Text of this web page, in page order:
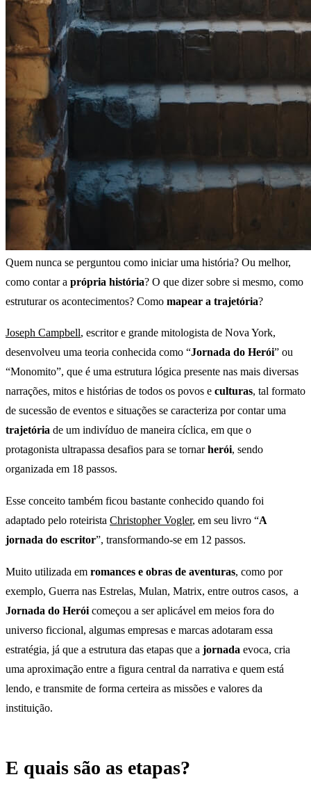
Quem nunca se perguntou como iniciar uma história? Ou melhor,
como contar a própria história? O que dizer sobre si mesmo, como
estruturar os acontecimentos? Como mapear a trajetória?
Joseph Campbell, escritor e grande mitologista de Nova York,
desenvolveu uma teoria conhecida como “Jornada do Herói” ou
“Monomito”, que é uma estrutura lógica presente nas mais diversas
narrações, mitos e histórias de todos os povos e culturas, tal formato
de sucessão de eventos e situações se caracteriza por contar uma
trajetória de um indivíduo de maneira cíclica, em que o
protagonista ultrapassa desafios para se tornarherói, sendo
organizada em 18 passos.
Esse conceito também ficou bastante conhecido quando foi
adaptado pelo roteirista Christopher Vogler, em seu livro “A
jornada do escritor”, transformando-se em 12 passos.
Muito utilizada em romances e obras de aventuras, como por
exemplo, Guerra nas Estrelas, Mulan, Matrix, entre outros casos, a
Jornada do Herói começou a ser aplicável em meios fora do
universo ficcional, algumas empresas e marcas adotaram essa
estratégia, já que a estrutura das etapas que a jornada evoca, cria
uma aproximação entre a figura central da narrativa e quem está
lendo, e transmite de forma certeira as missões e valores da
instituição.
E quais são as etapas?